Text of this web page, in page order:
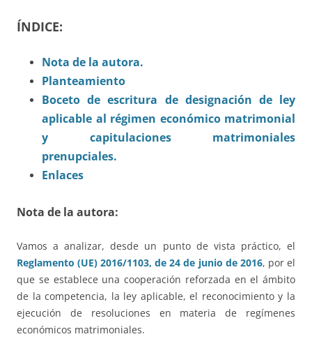
ÍNDICE:
Nota de la autora.
Planteamiento
Boceto de escritura de designación de ley
aplicable al régimen económico matrimonial
y capitulaciones matrimoniales
prenupciales.
Enlaces
Nota de la autora:
Vamos a analizar, desde un punto de vista práctico, el
Reglamento (UE) 2016/1103, de 24 de junio de 2016, por el
que se establece una cooperación reforzada en el ámbito
de la competencia, la ley aplicable, el reconocimiento y la
ejecución de resoluciones en materia de regímenes
económicos matrimoniales.